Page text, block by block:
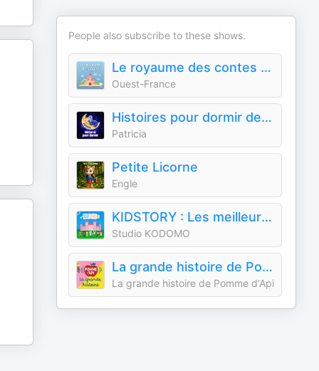
People also subscribe to these shows.
Le royaume des contes : histoires audio pour enfants
Ouest-France
Histoires pour dormir de Patricia
Patricia
Petite Licorne
Engle
KIDSTORY : Les meilleurs contes pour enfants
Studio KODOMO
La grande histoire de Pomme d'Api
La grande histoire de Pomme d'Api